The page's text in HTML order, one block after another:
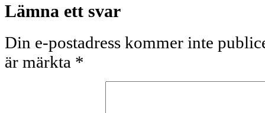
Lämna ett svar
Din e-postadress kommer inte
är märkta *